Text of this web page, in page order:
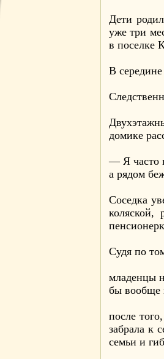
Дети
уже три
в поселке
В
домике
— Я часто
а рядом
Соседка
Судя по
младенцы
бы вообще
после
забрала к
семьи и